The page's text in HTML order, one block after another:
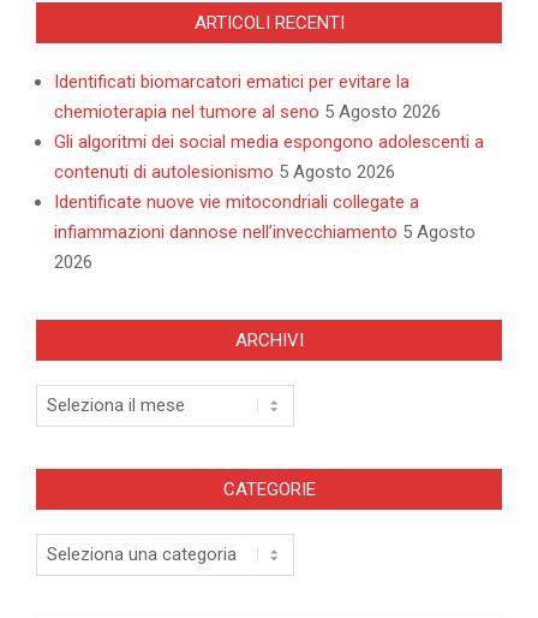
ARTICOLI RECENTI
Identificati biomarcatori ematici per evitare la
chemioterapia nel tumore al seno 5 Agosto 2026
Gli algoritmi dei social media espongono adolescenti a
contenuti di autolesionismo 5 Agosto 2026
Identificate nuove vie mitocondriali collegate a
infiammazioni dannose nell’invecchiamento 5 Agosto
2026
ARCHIVI
Archivi
CATEGORIE
Categorie